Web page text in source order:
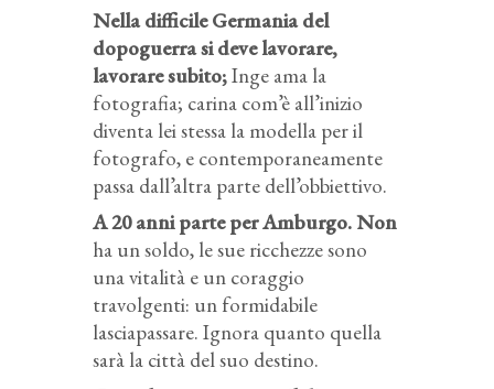
Nella difficile Germania del
dopoguerra si deve lavorare,
lavorare subito;Inge ama la
fotografia; carina com’è all’inizio
diventa lei stessa la modella per il
fotografo, e contemporaneamente
passa dall’altra parte dell’obbiettivo.
A 20 anni parte per Amburgo. Non
ha un soldo, le sue ricchezze sono
una vitalità e un coraggio
travolgenti: un formidabile
lasciapassare. Ignora quanto quella
sarà la città del suo destino.